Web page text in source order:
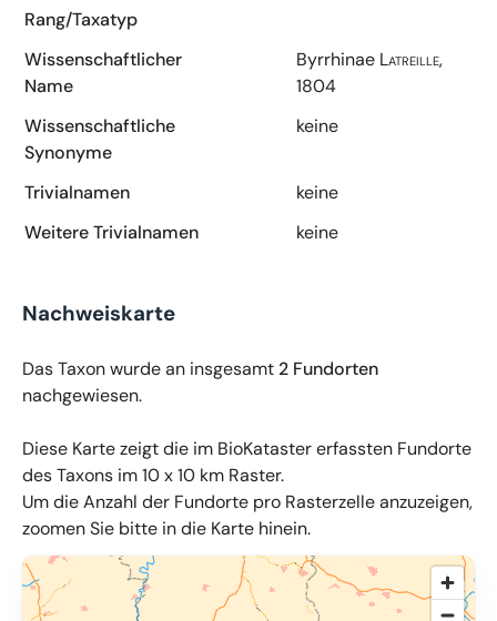
Rang/Taxatyp
Wissenschaftlicher
Name
Byrrhinae Latreille,
1804
Wissenschaftliche
Synonyme
keine
Trivialnamen
keine
Weitere Trivialnamen
keine
Nachweiskarte
Das Taxon wurde an insgesamt 2 Fundorten
nachgewiesen.
Diese Karte zeigt die im BioKataster erfassten Fundorte
des Taxons im 10 x 10 km Raster.
Um die Anzahl der Fundorte pro Rasterzelle anzuzeigen,
zoomen Sie bitte in die Karte hinein.
© OpenMapTiles, OpenStreetMap , 34u GmbH